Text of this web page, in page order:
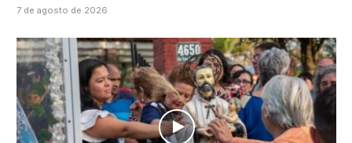
7 de agosto de 2026